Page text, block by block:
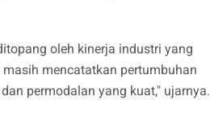
oleh kinerja industri yang
mencatatkan pertumbuhan
permodalan yang kuat," ujarnya.